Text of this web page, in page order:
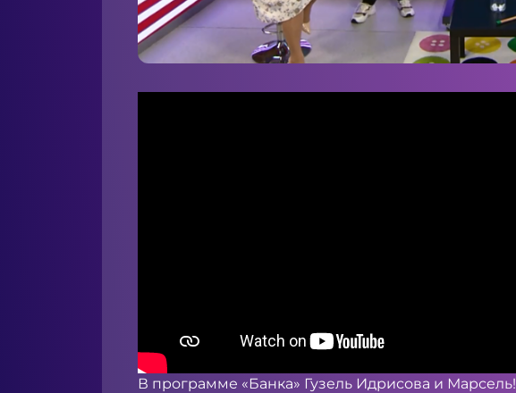
В программе «Банка» Гузель Идрисова и Марсель!